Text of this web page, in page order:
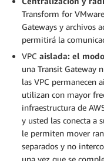
Transform for
Gateways y archivos
permitirá la
VPC aislada: el
una Transit Gateway
las VPC permanecen
utilizan con mayor
infraestructura de
y usted las conecta a
le permiten mover
separados y no
una vez que se